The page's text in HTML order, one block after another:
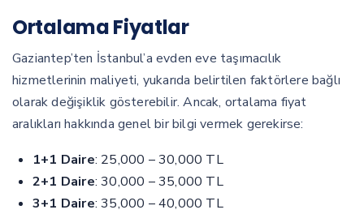
Ortalama Fiyatlar
Gaziantep’ten İstanbul’a evden eve taşımacılık
hizmetlerinin maliyeti, yukarıda belirtilen faktörlere bağlı
olarak değişiklik gösterebilir. Ancak, ortalama fiyat
aralıkları hakkında genel bir bilgi vermek gerekirse:
1+1 Daire: 25,000 – 30,000 TL
2+1 Daire: 30,000 – 35,000 TL
3+1 Daire: 35,000 – 40,000 TL